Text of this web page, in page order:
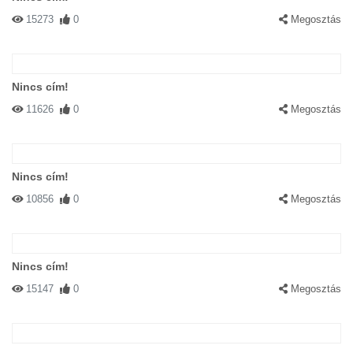
15273 0 Megosztás
Nincs cím!
11626 0 Megosztás
Nincs cím!
10856 0 Megosztás
Nincs cím!
15147 0 Megosztás